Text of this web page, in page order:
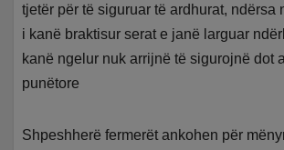
tjetër për të siguruar të ardhurat, ndërsa
i kanë braktisur serat e janë larguar
kanë ngelur nuk arrijnë të sigurojnë dot
punëtore
Shpeshherë fermerët ankohen për